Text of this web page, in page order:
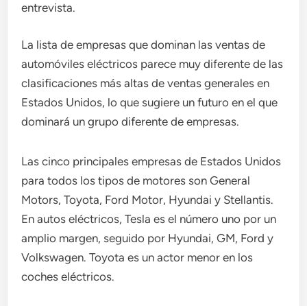
entrevista.
La lista de empresas que dominan las ventas de
automóviles eléctricos parece muy diferente de las
clasificaciones más altas de ventas generales en
Estados Unidos, lo que sugiere un futuro en el que
dominará un grupo diferente de empresas.
Las cinco principales empresas de Estados Unidos
para todos los tipos de motores son General
Motors, Toyota, Ford Motor, Hyundai y Stellantis.
En autos eléctricos, Tesla es el número uno por un
amplio margen, seguido por Hyundai, GM, Ford y
Volkswagen. Toyota es un actor menor en los
coches eléctricos.